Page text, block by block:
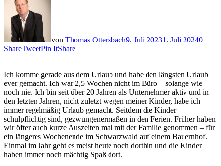
von Thomas Ottersbach9. Juli 20231. Juli 20240
ShareTweetPin ItShare
Ich komme gerade aus dem Urlaub und habe den längsten Urlaub
ever gemacht. Ich war 2,5 Wochen nicht im Büro – solange wie
noch nie. Ich bin seit über 20 Jahren als Unternehmer aktiv und in
den letzten Jahren, nicht zuletzt wegen meiner Kinder, habe ich
immer regelmäßig Urlaub gemacht. Seitdem die Kinder
schulpflichtig sind, gezwungenermaßen in den Ferien. Früher haben
wir öfter auch kurze Auszeiten mal mit der Familie genommen – für
ein längeres Wochenende im Schwarzwald auf einem Bauernhof.
Einmal im Jahr geht es meist heute noch dorthin und die Kinder
haben immer noch mächtig Spaß dort.